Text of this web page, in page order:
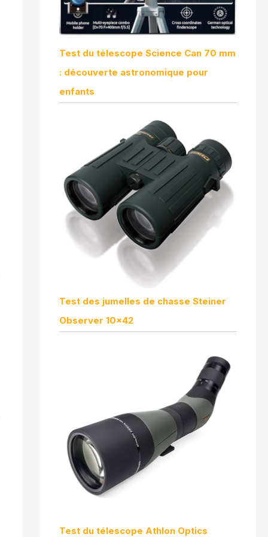
Test du télescope Science Can 70 mm
: découverte astronomique pour
enfants
Test des jumelles de chasse Steiner
Observer 10×42
Test du télescope Athlon Optics